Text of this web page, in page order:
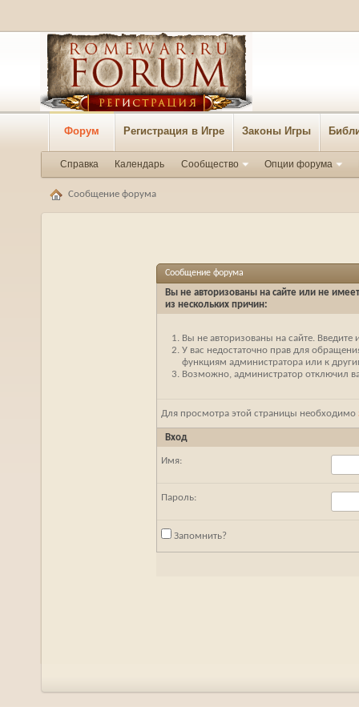
Форум Регистрация в Игре Законы Игры
Справка Календарь Сообщество Опции форума
Сообщение форума
Сообщение форума
Вы не авторизованы на сайте или не
из нескольких причин:
Вы не авторизованы на сайте.
У вас недостаточно прав для
функциям администратора или к
Возможно, администратор отключил
Для просмотра этой страницы необходимо
Вход
Имя:
Пароль:
Запомнить?